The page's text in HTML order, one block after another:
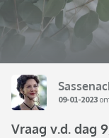
09-01-2023
Vraag v.d. dag